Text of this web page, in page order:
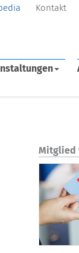
Kontakt
Mitglied